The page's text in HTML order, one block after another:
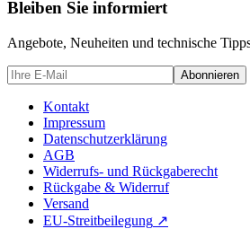
Bleiben Sie informiert
Angebote, Neuheiten und technische
Abonnieren
Kontakt
Impressum
Datenschutzerklärung
AGB
Widerrufs- und Rückgaberecht
Rückgabe & Widerruf
Versand
EU-Streitbeilegung ↗